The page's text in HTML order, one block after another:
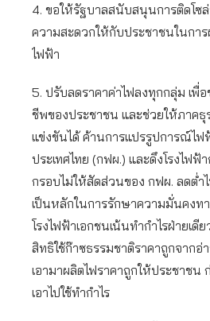
4. ขอให้รัฐบาลสนับสนุนการติดโซ
ความสะดวกให้กับประชาชนในกา
ไฟฟ้า
5. ปรับลดราคาค่าไฟลงทุกกลุ่ม เพื่
ชีพของประชาชน และช่วยให้ภาค
แข่งขันได้ ค้านการแปรรูปการณ์ไฟ
ประเทศไทย (กฟผ.) และดึงโรงไฟฟ้
กรอบไม่ให้สัดส่วนของ กฟผ. ลดต่ำ
เป็นหลักในการรักษาความมั่นคงท
โรงไฟฟ้าเอกชนเน้นทำกำไรฝ่ายเดี
สิทธิใช้ก๊าซธรรมชาติราคาถูกจากอ่
เอามาผลิตไฟราคาถูกให้ประชาชน
เอาไปใช้ทำกำไร